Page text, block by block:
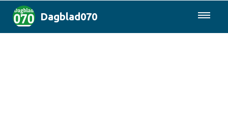
Dagblad070